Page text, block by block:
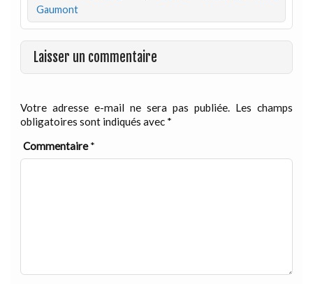
Gaumont
Laisser un commentaire
Votre adresse e-mail ne sera pas publiée. Les champs
obligatoires sont indiqués avec *
Commentaire*